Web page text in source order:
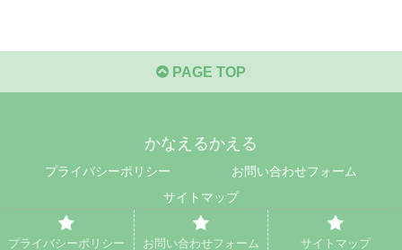
PAGE TOP
かなえるかえる
プライバシーポリシー
お問い合わせフォーム
サイトマップ
© 2019 かなえるかえる.
プライバシーポリシー お問い合わせフォーム サイトマップ